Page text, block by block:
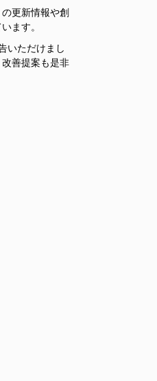
更新情報や創
ます。
いただけまし
善提案も是非